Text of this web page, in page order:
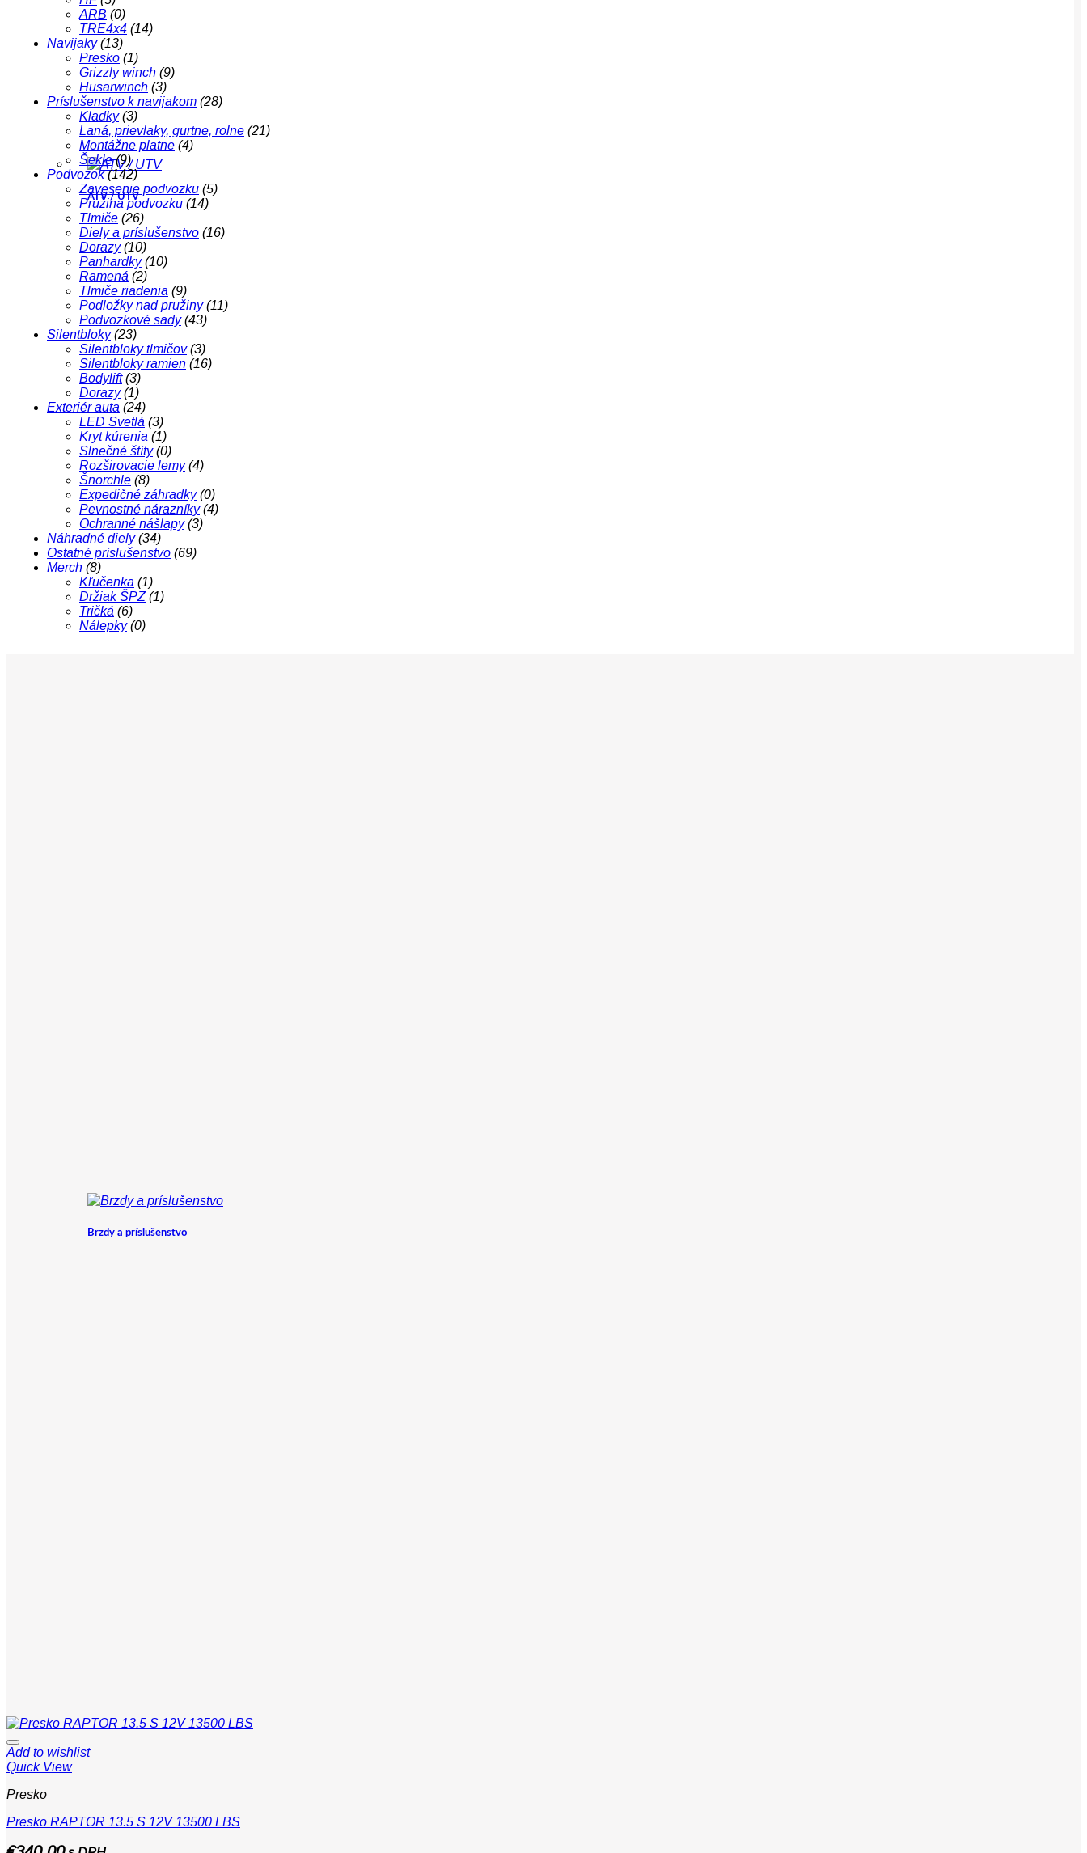
ATV / UTV
Brzdy a príslušenstvo
ARB (0)
TRE4x4 (14)
Navijaky (13)
Presko (1)
Grizzly winch (9)
Husarwinch (3)
Príslušenstvo k navijakom (28)
Kladky (3)
Laná, prievlaky, gurtne, rolne (21)
Montážne platne (4)
Šekle (9)
Podvozok (142)
Zavesenie podvozku (5)
Pružina podvozku (14)
Tlmiče (26)
Diely a príslušenstvo (16)
Dorazy (10)
Panhardky (10)
Ramená (2)
Tlmiče riadenia (9)
Podložky nad pružiny (11)
Podvozkové sady (43)
Silentbloky (23)
Silentbloky tlmičov (3)
Silentbloky ramien (16)
Bodylift (3)
Dorazy (1)
Exteriér auta (24)
LED Svetlá (3)
Kryt kúrenia (1)
Slnečné štíty (0)
Rozširovacie lemy (4)
Šnorchle (8)
Expedičné záhradky (0)
Pevnostné nárazníky (4)
Ochranné nášlapy (3)
Náhradné diely (34)
Ostatné príslušenstvo (69)
Merch (8)
Kľučenka (1)
Držiak ŠPZ (1)
Tričká (6)
Nálepky (0)
Add to wishlist
Quick View
Presko
Presko RAPTOR 13.5 S 12V 13500 LBS